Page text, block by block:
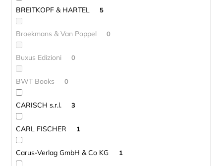
BREITKOPF & HARTEL 5
Broekmans & Van Poppel 0
Buxus Edizioni 0
BWT Books 0
CARISCH s.r.l. 3
CARL FISCHER 1
Carus-Verlag GmbH & Co KG 1